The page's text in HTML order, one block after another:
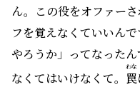
ん。この役をオファー
フを覚えなくていいん
やろうか」ってなった
なくてはいけなくて。 罠
わな